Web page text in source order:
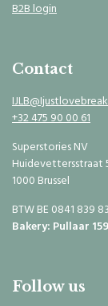
B2B login
Contact
+32 475 90 00 61
Superstories NV
Huidevettersstraat
1000 Brussel
BTW BE 0841 839
Bakery: Pullaar
Follow us